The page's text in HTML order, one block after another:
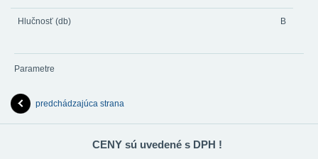
Hlučnosť (db) B
Parametre
predchádzajúca strana
CENY sú uvedené s DPH !